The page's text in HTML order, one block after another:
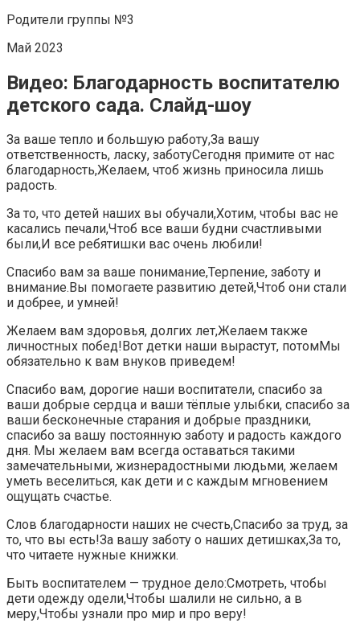
Родители группы №3
Май 2023
Видео: Благодарность воспитателю
детского сада. Слайд-шоу
За ваше тепло и большую работу,За вашу
ответственность, ласку, заботуСегодня примите от нас
благодарность,Желаем, чтоб жизнь приносила лишь
радость.
За то, что детей наших вы обучали,Хотим, чтобы вас не
касались печали,Чтоб все ваши будни счастливыми
были,И все ребятишки вас очень любили!
Спасибо вам за ваше понимание,Терпение, заботу и
внимание.Вы помогаете развитию детей,Чтоб они стали
и добрее, и умней!
Желаем вам здоровья, долгих лет,Желаем также
личностных побед!Вот детки наши вырастут, потомМы
обязательно к вам внуков приведем!
Спасибо вам, дорогие наши воспитатели, спасибо за
ваши добрые сердца и ваши тёплые улыбки, спасибо за
ваши бесконечные старания и добрые праздники,
спасибо за вашу постоянную заботу и радость каждого
дня. Мы желаем вам всегда оставаться такими
замечательными, жизнерадостными людьми, желаем
уметь веселиться, как дети и с каждым мгновением
ощущать счастье.
Слов благодарности наших не счесть,Спасибо за труд, за
то, что вы есть!За вашу заботу о наших детишках,За то,
что читаете нужные книжки.
Быть воспитателем — трудное дело:Смотреть, чтобы
дети одежду одели,Чтобы шалили не сильно, а в
меру,Чтобы узнали про мир и про веру!